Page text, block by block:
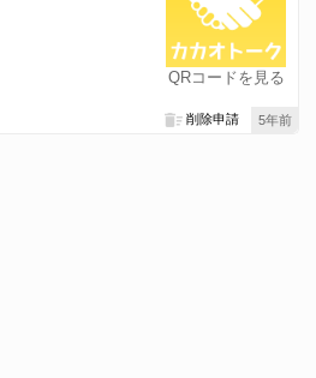
QRコードを見る
5年前
削除申請